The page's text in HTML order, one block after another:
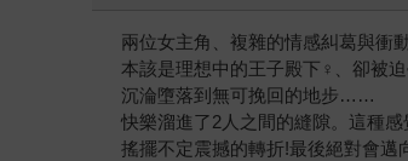
兩位女主角、複雜的情感糾葛與衝
本該是理想中的王子殿下♀、卻被
沉淪墮落到無可挽回的地步……
快樂溜進了2人之間的縫隙。這種感
搖擺不定震撼的轉折!最後絕對會邁